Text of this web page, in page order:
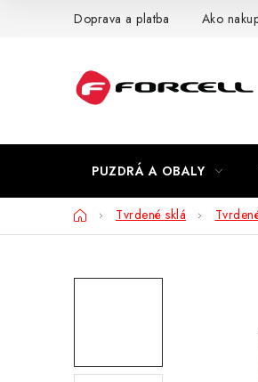
Doprava a platba Ako
PUZDRÁ A OBALY
DomovTvrdené sklá